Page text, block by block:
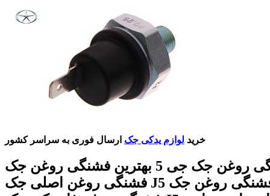
خرید لوازم یدکی جک ارسال فوری به سراسر کشور
فشنگی روغن جک جی 5 بهترین فشنگی روغن جک J5
فشنگی روغن اصلی جک J5 قیمت فشنگی روغن جک J5